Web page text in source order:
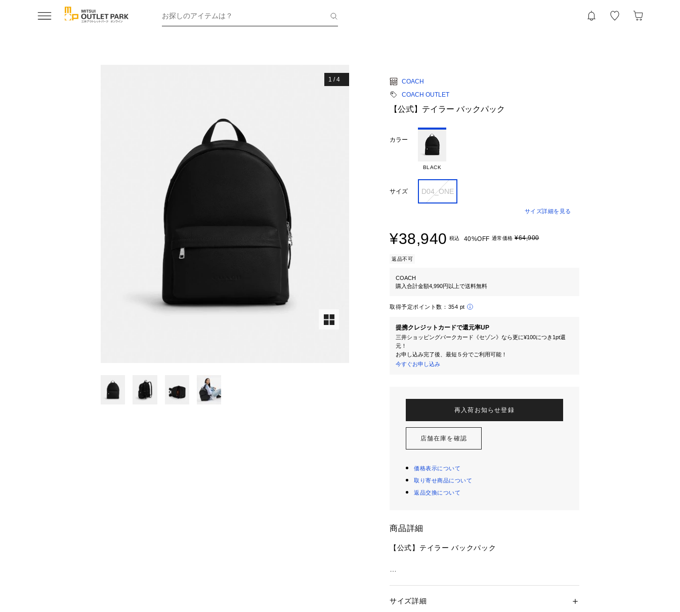
お探しのアイテムは？
1 /4
COACH
COACH OUTLET
【公式】テイラー バックパック
カラー
BLACK
サイズ D04_ONE
サイズ詳細を見る
¥38,940 税込 40%OFF 通常価格 ¥64,900
返品不可
COACH
購入合計金額4,990円以上で送料無料
取得予定ポイント数： 354 pt
提携クレジットカードで還元率UP
三井ショッピングパークカード《セゾン》なら更に¥100につき1pt還
元！
お申し込み完了後、最短５分でご利用可能！
今すぐお申し込み
再入荷お知らせ登録
店舗在庫を確認
価格表示について
取り寄せ商品について
返品交換について
商品詳細
【公式】テイラー バックパック
多機能ポケット
性別：レディース
サイズ詳細